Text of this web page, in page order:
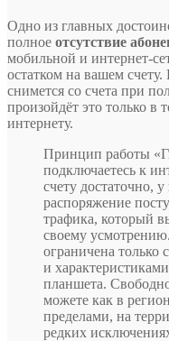
Одно из главных
полное отсутствие
мобильной и интернет-
остатком на вашем
снимется со счета при
произойдёт это только в
интернету.
Принцип работы
подключаетесь к
счету достаточно,
распоряжение
трафика, который
своему
ограничена только
и
планшета.
можете как в
пределами, на
редких